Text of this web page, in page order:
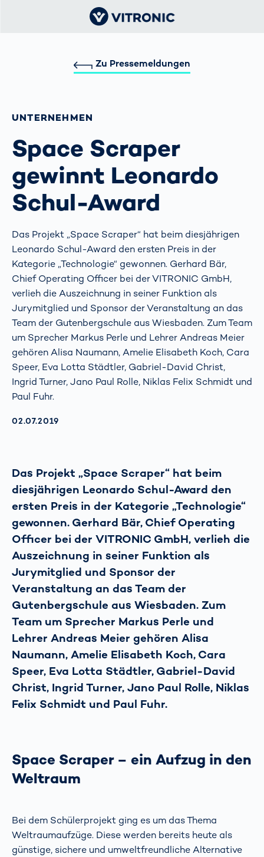
Zu Pressemeldungen
UNTERNEHMEN
Space Scraper
gewinnt Leonardo
Schul-Award
Das Projekt „Space Scraper“ hat beim diesjährigen
Leonardo Schul-Award den ersten Preis in der
Kategorie „Technologie“ gewonnen. Gerhard Bär,
Chief Operating Officer bei der VITRONIC GmbH,
verlieh die Auszeichnung in seiner Funktion als
Jurymitglied und Sponsor der Veranstaltung an das
Team der Gutenbergschule aus Wiesbaden. Zum Team
um Sprecher Markus Perle und Lehrer Andreas Meier
gehören Alisa Naumann, Amelie Elisabeth Koch, Cara
Speer, Eva Lotta Städtler, Gabriel-David Christ,
Ingrid Turner, Jano Paul Rolle, Niklas Felix Schmidt und
Paul Fuhr.
AKTUALISIERT AM:
02.07.2019
Das Projekt „Space Scraper“ hat beim
diesjährigen Leonardo Schul-Award den
ersten Preis in der Kategorie „Technologie“
gewonnen. Gerhard Bär, Chief Operating
Officer bei der VITRONIC GmbH, verlieh die
Auszeichnung in seiner Funktion als
Jurymitglied und Sponsor der
Veranstaltung an das Team der
Gutenbergschule aus Wiesbaden. Zum
Team um Sprecher Markus Perle und
Lehrer Andreas Meier gehören Alisa
Naumann, Amelie Elisabeth Koch, Cara
Speer, Eva Lotta Städtler, Gabriel-David
Christ, Ingrid Turner, Jano Paul Rolle, Niklas
Felix Schmidt und Paul Fuhr.
Space Scraper – ein Aufzug in den
Weltraum
Bei dem Schülerprojekt ging es um das Thema
Weltraumaufzüge. Diese werden bereits heute als
günstige, sichere und umweltfreundliche Alternative